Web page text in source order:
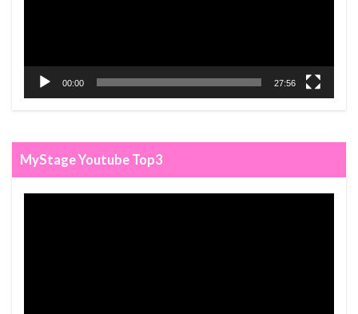
00:00 27:56
MyStage Youtube Top3
Video